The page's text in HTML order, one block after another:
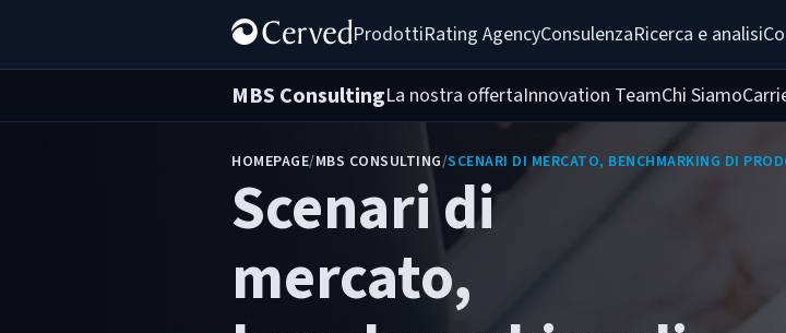
ProdottiRating AgencyConsulenzaRicerca e analisi
MBS ConsultingLa nostra offertaInnovation TeamChi Siamo
HOMEPAGE/MBS CONSULTING/SCENARI DI MERCATO, BENCHMARKING DI
Scenari di
mercato,